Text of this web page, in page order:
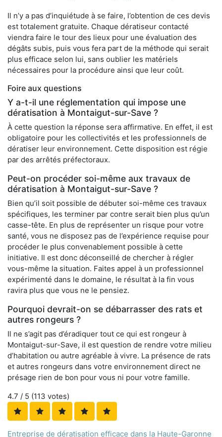
Il n’y a pas d’inquiétude à se faire, l’obtention de ces devis
est totalement gratuite. Chaque dératiseur contacté
viendra faire le tour des lieux pour une évaluation des
dégâts subis, puis vous fera part de la méthode qui serait
plus efficace selon lui, sans oublier les matériels
nécessaires pour la procédure ainsi que leur coût.
Foire aux questions
Y a-t-il une réglementation qui impose une
dératisation à Montaigut-sur-Save ?
À cette question la réponse sera affirmative. En effet, il est
obligatoire pour les collectivités et les professionnels de
dératiser leur environnement. Cette disposition est régie
par des arrêtés préfectoraux.
Peut-on procéder soi-même aux travaux de
dératisation à Montaigut-sur-Save ?
Bien qu’il soit possible de débuter soi-même ces travaux
spécifiques, les terminer par contre serait bien plus qu’un
casse-tête. En plus de représenter un risque pour votre
santé, vous ne disposez pas de l’expérience requise pour
procéder le plus convenablement possible à cette
initiative. Il est donc déconseillé de chercher à régler
vous-même la situation. Faites appel à un professionnel
expérimenté dans le domaine, le résultat à la fin vous
ravira plus que vous ne le pensiez.
Pourquoi devrait-on se débarrasser des rats et
autres rongeurs ?
Il ne s’agit pas d’éradiquer tout ce qui est rongeur à
Montaigut-sur-Save, il est question de rendre votre milieu
d’habitation ou autre agréable à vivre. La présence de rats
et autres rongeurs dans votre environnement direct ne
présage rien de bon pour vous ni pour votre famille.
4.7 / 5 (113 votes)
Entreprise de dératisation efficace dans la Haute-Garonne